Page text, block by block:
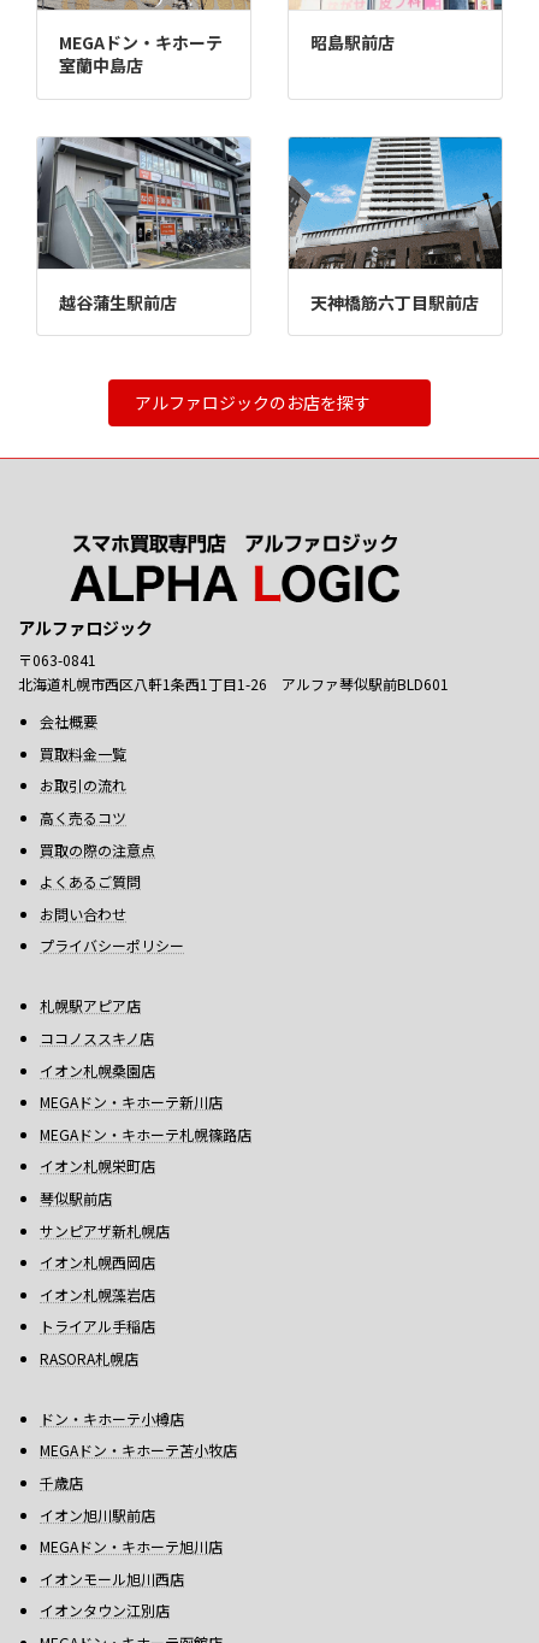
MEGAドン・キホーテ
室蘭中島店
昭島駅前店
越谷蒲生駅前店 天神橋筋六丁目駅前店
アルファロジックのお店を探す
アルファロジック
〒063-0841
北海道札幌市西区八軒1条西1丁目1-26 アルファ琴似駅前BLD601
会社概要
買取料金一覧
お取引の流れ
高く売るコツ
買取の際の注意点
よくあるご質問
お問い合わせ
プライバシーポリシー
札幌駅アピア店
ココノススキノ店
イオン札幌桑園店
MEGAドン・キホーテ新川店
MEGAドン・キホーテ札幌篠路店
イオン札幌栄町店
琴似駅前店
サンピアザ新札幌店
イオン札幌西岡店
イオン札幌藻岩店
トライアル手稲店
RASORA札幌店
ドン・キホーテ小樽店
MEGAドン・キホーテ苫小牧店
千歳店
イオン旭川駅前店
MEGAドン・キホーテ旭川店
イオンモール旭川西店
イオンタウン江別店